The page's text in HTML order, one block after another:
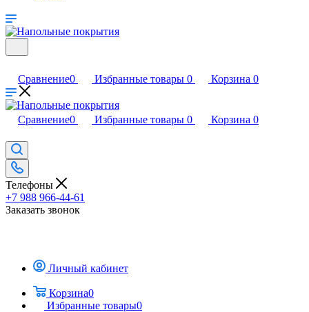
Сравнение0 Избранные товары 0 Корзина 0
Сравнение0 Избранные товары 0 Корзина 0
Телефоны
+7 988 966-44-61
Заказать звонок
Личный кабинет
Корзина0
Избранные товары0